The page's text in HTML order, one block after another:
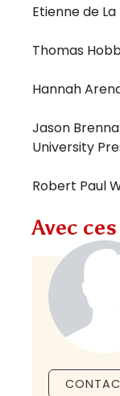
Etienne de
Thomas
Hannah
Jason
University
Robert Paul
Avec